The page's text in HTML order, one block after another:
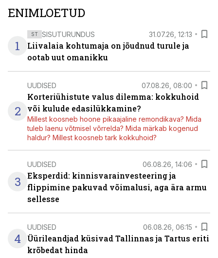
ENIMLOETUD
1
ST SISUTURUNDUS 31.07.26, 12:13
Liivalaia kohtumaja on jõudnud turule ja
ootab uut omanikku
2
UUDISED 07.08.26, 08:00
Korteriühistute valus dilemma: kokkuhoid
või kulude edasilükkamine?
Millest koosneb hoone pikaajaline remondikava? Mida
tuleb laenu võtmisel võrrelda? Mida märkab kogenud
haldur? Millest koosneb tark kokkuhoid?
3
UUDISED 06.08.26, 14:06
Eksperdid: kinnisvarainvesteering ja
flippimine pakuvad võimalusi, aga ära armu
sellesse
4
UUDISED 06.08.26, 06:15
Üürileandjad küsivad Tallinnas ja Tartus eriti
krõbedat hinda